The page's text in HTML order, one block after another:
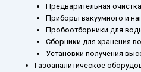
Предварительная
Приборы вакуумного и
Пробоотборники для
Сборники для хранения
Установки получения
Газоаналитическое